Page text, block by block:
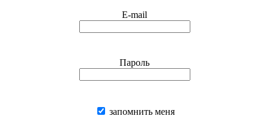
E-mail
Пароль
запомнить меня